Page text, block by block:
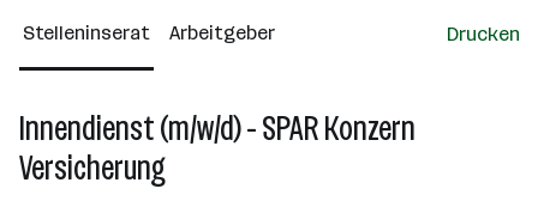
Salzburg
Stelleninserat Arbeitgeber Drucken
Innendienst (m/w/d) - SPAR Konzern
Versicherung